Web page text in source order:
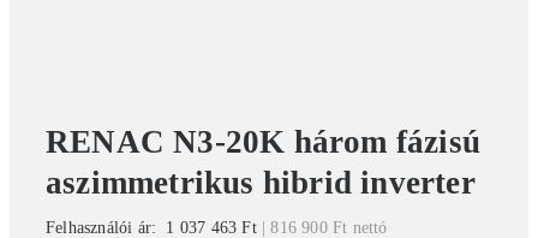
RENAC N3-20K három fázisú
aszimmetrikus hibrid inverter
Felhasználói ár: 1 037 463Ft |816 900 Ft nettó